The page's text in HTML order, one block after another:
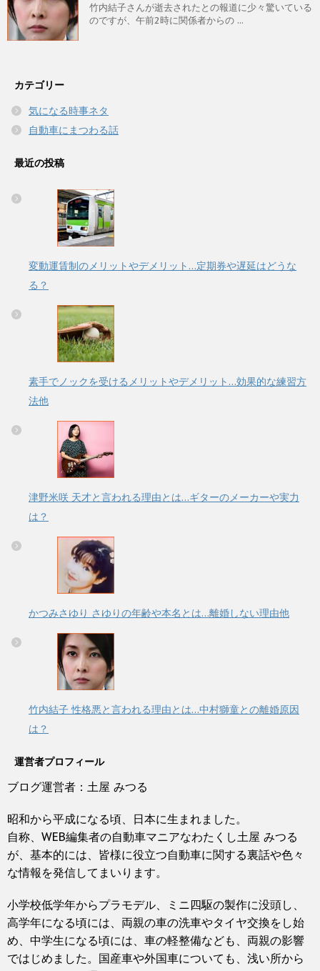
竹内結子さんが逝去されたとの報道に少々驚いている
のですが、午前2時に関係者からの ...
カテゴリー
気になる時事ネタ
自動車にまつわる話
最近の投稿
変動運賃制のメリットやデメリット…定期券や遅延はどうな
る？
素手でノックを受けるメリットやデメリット…効果的な練習方
法他
津野米咲 天才と言われる理由とは…ギターのメーカーや実力
は？
かつみさゆり さゆりの年齢や本名とは…離婚しない理由他
竹内結子 性格悪と言われる理由とは…中村獅童との離婚原因
は？
運営者プロフィール
ブログ運営者：土屋 みつる
昭和から平成になる頃、日本に生まれました。
自称、WEB編集者の自動車マニアなわたくし土屋 みつる
が、基本的には、皆様に役立つ自動車に関する裏話や色々
な情報を発信してまいります。
小学校低学年からプラモデル、ミニ四駆の製作に没頭し、
高学年になる頃には、両親の車の洗車やタイヤ交換をし始
め、中学生になる頃には、車の軽整備なども、両親の影響
ではじめました。国産車や外国車についても、浅い所から